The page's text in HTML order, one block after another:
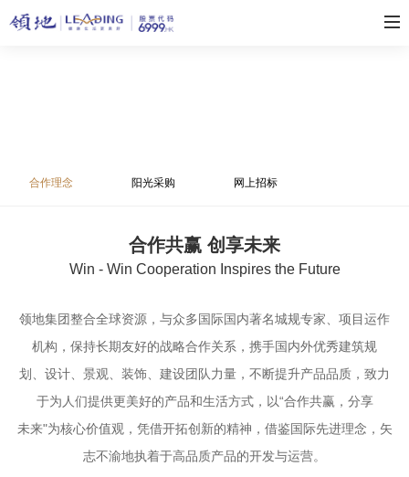
合作理念 阳光采购 网上招标
合作共赢 创享未来
Win - Win Cooperation Inspires the Future
领地集团整合全球资源，与众多国际国内著名城规专家、项目运作
机构，保持长期友好的战略合作关系，携手国内外优秀建筑规
划、设计、景观、装饰、建设团队力量，不断提升产品品质，致力
于为人们提供更美好的产品和生活方式，以“合作共赢，分享
未来"为核心价值观，凭借开拓创新的精神，借鉴国际先进理念，矢
志不渝地执着于高品质产品的开发与运营。